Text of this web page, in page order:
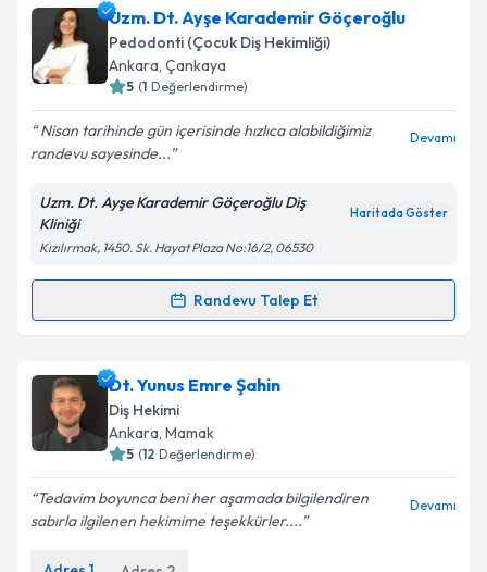
Dr. Dt. Burak Bulmuşiçin randevu takvimi talebi
oluşturun. Size bu uzmandan randevu almanız için bir
takvim hazırlandığında e-posta ile bilgilendireceğiz.
Kişisel verilerimin işlenmesine ilişkin
Aydınlatma
kapsamda işlenmesini kabul ediyorum.
Takvim Talebini Gönder
Uzm. Dt. Ayşe Karademir Göçeroğlu
Pedodonti (Çocuk Diş Hekimliği)
Ankara, Çankaya
5 (1 Değerlendirme)
Nisan tarihinde gün içerisinde hızlıca alabildiğimiz
randevu sayesinde...
Devamı
Uzm. Dt. Ayşe Karademir Göçeroğlu Diş
Kliniği
Haritada Göster
Kızılırmak, 1450. Sk. Hayat Plaza No:16/2, 06530
Randevu Talep Et
Randevu Takvimi Talebi
Uzm. Dt. Ayşe Karademir Göçeroğlu
takvimi talebi oluşturun. Size bu uzmandan randevu
almanız için bir takvim hazırlandığında e-posta ile
bilgilendireceğiz.
E-posta Adresiniz
Dt. Yunus Emre Şahin
Diş Hekimi
Ankara, Mamak
5 (12 Değerlendirme)
Tedavim boyunca beni her aşamada bilgilendiren
sabırla ilgilenen hekimime teşekkürler....
Devamı